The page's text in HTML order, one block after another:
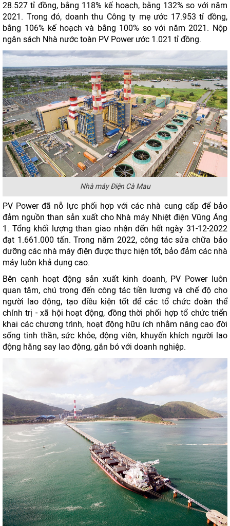
28.527 tỉ đồng, bằng 118% kế hoạch, bằng 132% so với năm
2021. Trong đó, doanh thu Công ty mẹ ước 17.953 tỉ đồng,
bằng 106% kế hoạch và bằng 100% so với năm 2021. Nộp
ngân sách Nhà nước toàn PV Power ước 1.021 tỉ đồng.
Nhà máy Điện Cà Mau
PV Power đã nỗ lực phối hợp với các nhà cung cấp để bảo
đảm nguồn than sản xuất cho Nhà máy Nhiệt điện Vũng Áng
1. Tổng khối lượng than giao nhận đến hết ngày 31-12-2022
đạt 1.661.000 tấn. Trong năm 2022, công tác sửa chữa bảo
dưỡng các nhà máy điện được thực hiện tốt, bảo đảm các nhà
máy luôn khả dụng cao.
Bên cạnh hoạt động sản xuất kinh doanh, PV Power luôn
quan tâm, chú trọng đến công tác tiền lương và chế độ cho
người lao động, tạo điều kiện tốt để các tổ chức đoàn thể
chính trị - xã hội hoạt động, đồng thời phối hợp tổ chức triển
khai các chương trình, hoạt động hữu ích nhằm nâng cao đời
sống tinh thần, sức khỏe, động viên, khuyến khích người lao
động hăng say lao động, gắn bó với doanh nghiệp.